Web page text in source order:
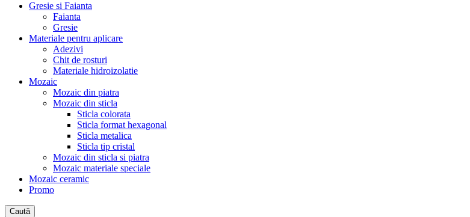
Gresie si Faianta
Faianta
Gresie
Materiale pentru aplicare
Adezivi
Chit de rosturi
Materiale hidroizolatie
Mozaic
Mozaic din piatra
Mozaic din sticla
Sticla colorata
Sticla format hexagonal
Sticla metalica
Sticla tip cristal
Mozaic din sticla si piatra
Mozaic materiale speciale
Mozaic ceramic
Promo
Caută